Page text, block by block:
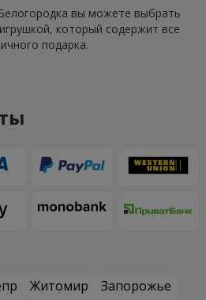
вы можете выбрать
который содержит все
подарка.
Житомир
Запорожье